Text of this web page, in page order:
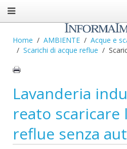
Home AMBIENTE
Acque e
Scarichi di acque reflue
Lavanderia
reato scaricare
reflue senza